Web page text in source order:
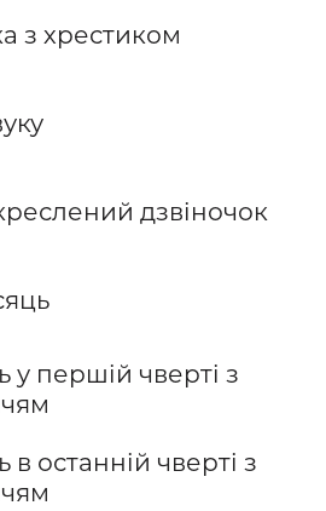
з хрестиком
дзвіночок
у першій чверті з
в останній чверті з